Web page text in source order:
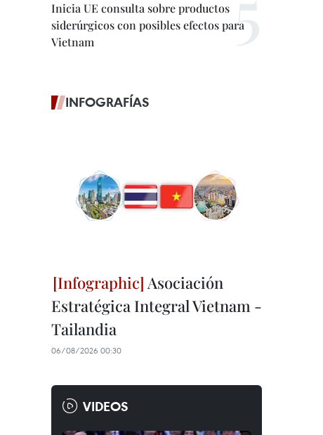
Inicia UE consulta sobre productos
siderúrgicos con posibles efectos para
Vietnam
INFOGRAFÍAS
Asociación
Estratégica Integral Vietnam -
Tailandia
06/08/2026 00:30
VIDEOS